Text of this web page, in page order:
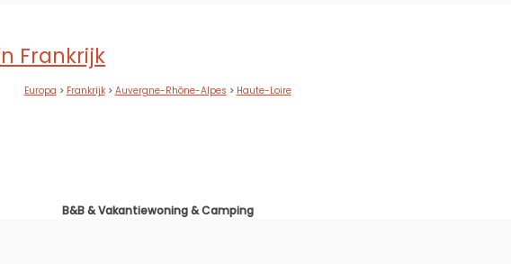
Europa > Frankrijk> Auvergne-Rhône-Alpes > Haute-Loire
B&B & Vakantiewoning & Camping